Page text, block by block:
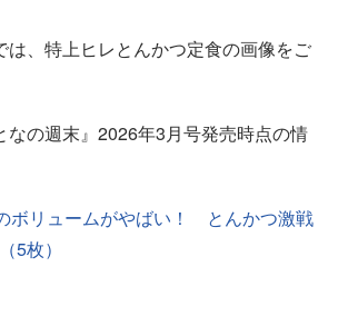
は、特上ヒレとんかつ定食の画像をご
なの週末』2026年3月号発売時点の情
ボリュームがやばい！ とんかつ激戦
5枚）